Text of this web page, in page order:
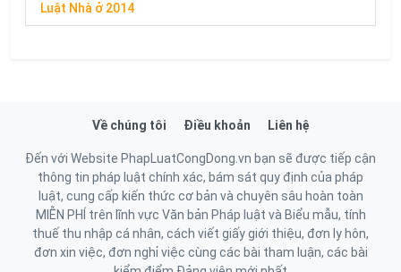
Luật Nhà ở 2014
Về chúng tôi Điều khoản Liên hệ
Đến với Website PhapLuatCongDong.vn bạn sẽ được tiếp cận
thông tin pháp luật chính xác, bám sát quy định của pháp
luật, cung cấp kiến thức cơ bản và chuyên sâu hoàn toàn
MIỄN PHÍ trên lĩnh vực Văn bản Pháp luật và Biểu mẫu, tính
thuế thu nhập cá nhân, cách viết giấy giới thiệu, đơn ly hôn,
đơn xin việc, đơn nghỉ việc cùng các bài tham luận, các bài